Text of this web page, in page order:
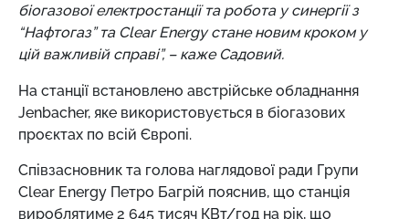
біогазової електростанції та робота у синергії з
“Нафтогаз” та Clear Energy стане новим кроком у
цій важливій справі”, – каже Садовий.
На станції встановлено австрійське обладнання
Jenbacher, яке використовується в біогазових
проєктах по всій Європі.
Співзасновник та голова наглядової ради Групи
Clear Energy Петро Багрій пояснив, що станція
вироблятиме 2 645 тисяч КВт/год на рік, що